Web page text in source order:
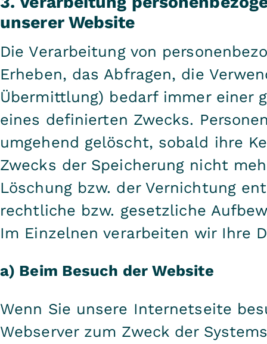
unserer Website
Die Verarbeitung von
Erheben, das Abfragen, die
Übermittlung) bedarf immer einer
eines definierten Zwecks.
umgehend gelöscht, sobald ihre
Zwecks der Speicherung nicht
Löschung bzw. der Vernichtung
rechtliche bzw. gesetzliche
Im Einzelnen verarbeiten wir Ihre
a) Beim Besuch der Website
Wenn Sie unsere Internetseite
Webserver zum Zweck der